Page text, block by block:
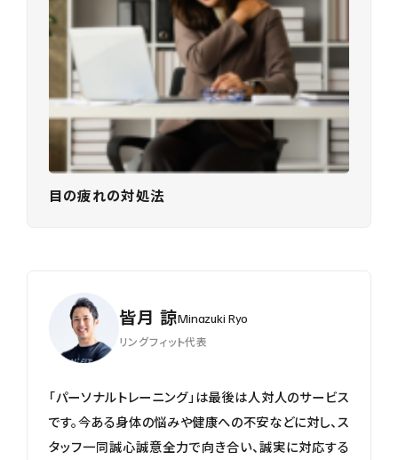
目の疲れの対処法
皆月 諒Minazuki Ryo
リングフィット代表
「パーソナルトレーニング」は最後は人対人のサービス
です。今ある身体の悩みや健康への不安などに対し、ス
タッフ一同誠心誠意全力で向き合い、誠実に対応する